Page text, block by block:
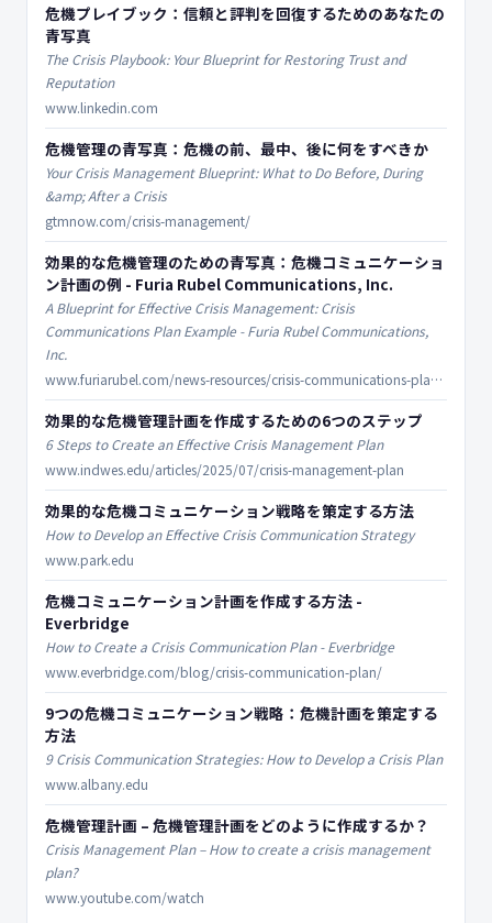
危機プレイブック：信頼と評判を回復するためのあなたの
青写真
The Crisis Playbook: Your Blueprint for Restoring Trust and
Reputation
www.linkedin.com
危機管理の青写真：危機の前、最中、後に何をすべきか
Your Crisis Management Blueprint: What to Do Before, During
&amp; After a Crisis
gtmnow.com/crisis-management/
効果的な危機管理のための青写真：危機コミュニケーショ
ン計画の例 - Furia Rubel Communications, Inc.
A Blueprint for Effective Crisis Management: Crisis
Communications Plan Example - Furia Rubel Communications,
Inc.
www.furiarubel.com/news-resources/crisis-communications-plan-example/
効果的な危機管理計画を作成するための6つのステップ
6 Steps to Create an Effective Crisis Management Plan
www.indwes.edu/articles/2025/07/crisis-management-plan
効果的な危機コミュニケーション戦略を策定する方法
How to Develop an Effective Crisis Communication Strategy
www.park.edu
危機コミュニケーション計画を作成する方法 -
Everbridge
How to Create a Crisis Communication Plan - Everbridge
www.everbridge.com/blog/crisis-communication-plan/
9つの危機コミュニケーション戦略：危機計画を策定する
方法
9 Crisis Communication Strategies: How to Develop a Crisis Plan
www.albany.edu
危機管理計画 – 危機管理計画をどのように作成するか？
Crisis Management Plan – How to create a crisis management
plan?
www.youtube.com/watch